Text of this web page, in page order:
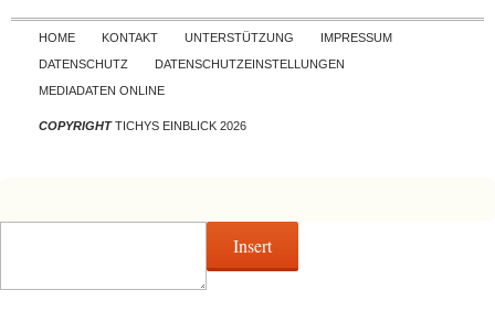
Skip to content
HOME KONTAKT UNTERSTÜTZUNG
IMPRESSUM
DATENSCHUTZ
DATENSCHUTZEINSTELLUNGEN
MEDIADATEN ONLINE
COPYRIGHTTICHYS EINBLICK 2026
Insert